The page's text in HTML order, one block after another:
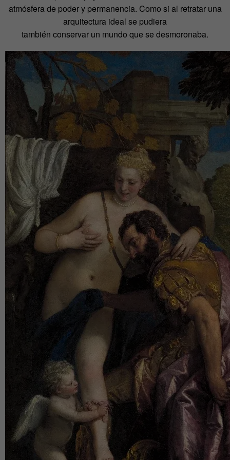
atmósfera de poder y permanencia. Como si al retratar una
arquitectura ideal se pudiera
también conservar un mundo que se desmoronaba.